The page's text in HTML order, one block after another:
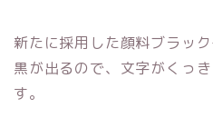
新たに採用した顔料ブラッ
黒が出るので、文字がくっ
す。